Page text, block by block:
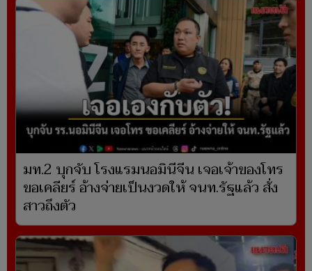
มท.2 บุกจับ โรงแรมนอมินีจีน เจอเจ้าของโทร
ขอเคลียร์ อ้างจ่ายเป็นงวดให้ จนท.รัฐแล้ว สั่ง
สาวถึงตัว